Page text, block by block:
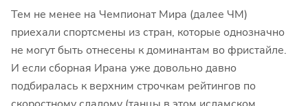
Тем не менее на Чемпионат Мира (далее ЧМ)
приехали спортсмены из стран, которые однозначно
не могут быть отнесены к доминантам во фристайле.
И если сборная Ирана уже довольно давно
подбиралась к верхним строчкам рейтингов по